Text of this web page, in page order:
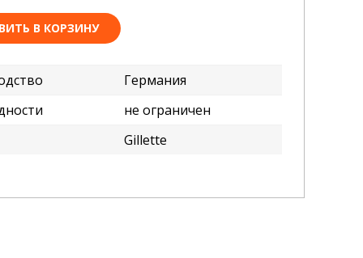
В КОРЗИНУ
Германия
не ограничен
Gillette